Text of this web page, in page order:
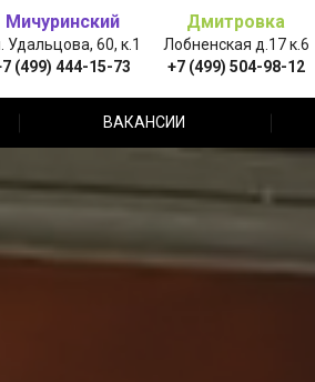
Мичуринский
Удальцова, 60, к.1
(499) 444-15-73
Дмитровка
Лобненская д.17 к.6
+7 (499) 504-98-12
ВАКАНСИИ